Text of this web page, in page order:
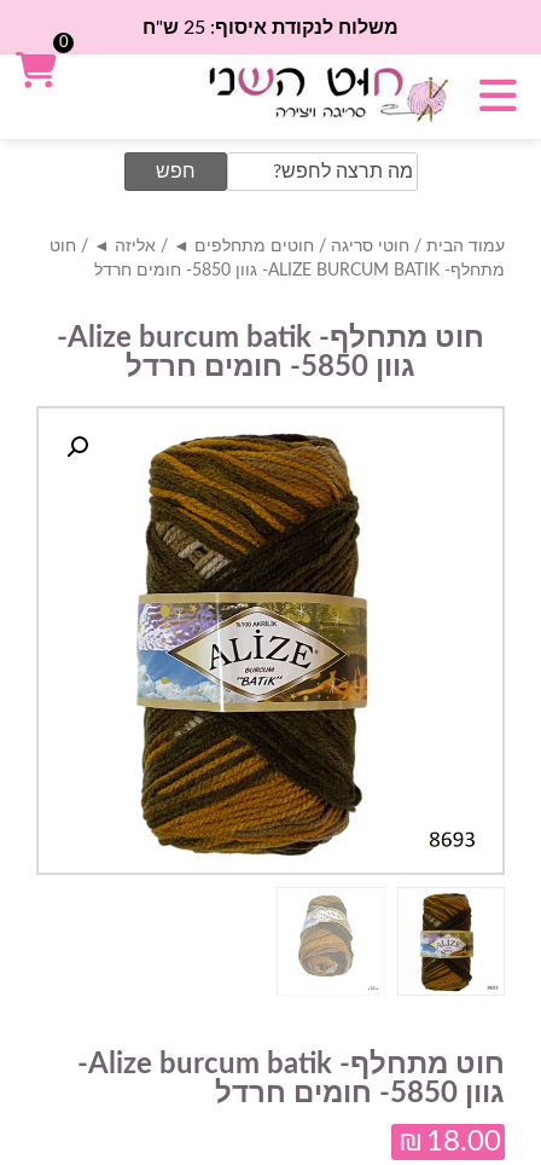
משלוח לנקודת איסוף: 25 ש"ח
Search
for:
עמוד הבית / חוטי סריגה / חוטים מתחלפים ◄ / אליזה ◄ / חוט
מתחלף- ALIZE BURCUM BATIK- גוון 5850- חומים חרדל
חוט מתחלף- Alize burcum batik-
גוון 5850- חומים חרדל
חוט מתחלף- Alize burcum batik-
גוון 5850- חומים חרדל
₪ 18.00
0